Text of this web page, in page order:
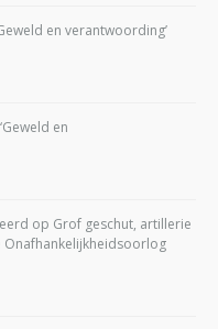
en verantwoording’
en
op Grof geschut, artillerie
Onafhankelijkheidsoorlog